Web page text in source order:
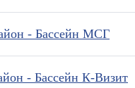
- Бассейн МСГ
- Бассейн К-Визит